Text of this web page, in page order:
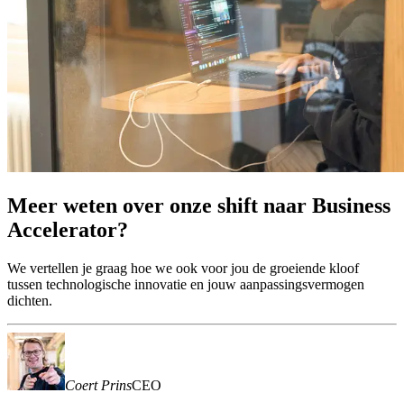
Meer weten over onze shift naar Business
Accelerator?
We vertellen je graag hoe we ook voor jou de groeiende kloof
tussen technologische innovatie en jouw aanpassingsvermogen
dichten.
Coert PrinsCEO